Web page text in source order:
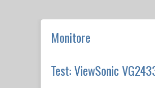
Monitore
Test: ViewSonic